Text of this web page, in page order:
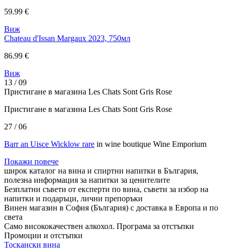
59.99 €
Виж
Chateau d'Issan Margaux 2023, 750мл
86.99 €
Виж
13 / 09
Пристигане в магазина Les Chats Sont Gris Rose
Пристигане в магазина Les Chats Sont Gris Rose
27 / 06
Barr an Uisce Wicklow rare in wine boutique Wine Emporium
Покажи повече
широк каталог на вина и спиртни напитки в България,
полезна информация за напитки за ценителите
Безплатни съвети от експерти по вина, cъвети за избор на
напитки и подаръци, лични препоръки
Винен магазин в София (България) с доставка в Европа и по
света
Само висококачествен алкохол. Програма за отстъпки
Промоции и отстъпки
Тоскански вина